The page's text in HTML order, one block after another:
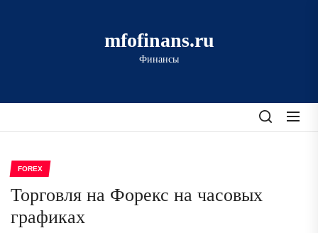
mfofinans.ru
Финансы
FOREX
Торговля на Форекс на часовых
графиках